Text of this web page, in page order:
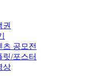
권
츠 공모전
릿/포스터
상